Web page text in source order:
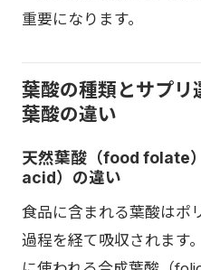
重要になります。
葉酸の種類とサプリ
葉酸の違い
天然葉酸（food folate
acid）の違い
食品に含まれる葉酸はポ
過程を経て吸収されます